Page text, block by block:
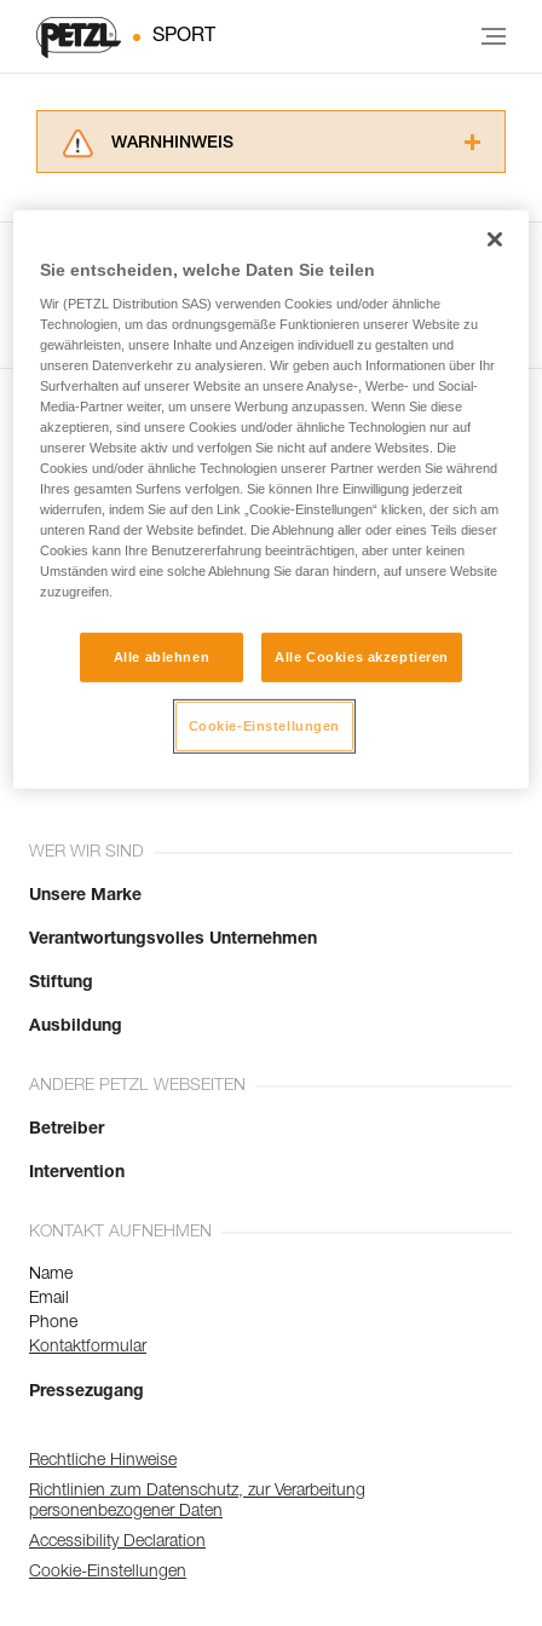
SPORT
WARNHINWEIS
ziehen. Um diese Zusatzinformationen
der Gebrauchsanweisung enthaltenen
Informationen richtig verstanden haben.
Die Beherrschung dieser Techniken setzt eine
entsprechende Ausbildung und ein spezielles
Training voraus. Prüfen Sie zusammen mit
einem Profi, ob Sie in der Lage sind, den
Vorgang alleine sicher zu wiederholen, bevor
Sie ihn eigenständig durchführen.
Wir geben Beispiele für die mit Ihrer Aktivität
verbundenen Techniken. Möglicherweise gibt es
noch andere Techniken, die hier nicht
beschrieben werden.
Alle Techniken ansehen
Newsletter abonnieren
und auf dem Laufenden bleiben
Email *
Tritt der Community bei!
WER WIR SIND
Unsere Marke
Verantwortungsvolles Unternehmen
Stiftung
Ausbildung
ANDERE PETZL WEBSEITEN
Betreiber
Intervention
KONTAKT AUFNEHMEN
Name
Email
Phone
Kontaktformular
Pressezugang
Rechtliche Hinweise
Richtlinien zum Datenschutz, zur Verarbeitung
personenbezogener Daten
Accessibility Declaration
Cookie-Einstellungen
Sie entscheiden, welche Daten Sie teilen
Wir (PETZL Distribution SAS) verwenden Cookies und/oder ähnliche
Technologien, um das ordnungsgemäße Funktionieren unserer Website zu
gewährleisten, unsere Inhalte und Anzeigen individuell zu gestalten und
unseren Datenverkehr zu analysieren. Wir geben auch Informationen über Ihr
Surfverhalten auf unserer Website an unsere Analyse-, Werbe- und Social-
Media-Partner weiter, um unsere Werbung anzupassen. Wenn Sie diese
akzeptieren, sind unsere Cookies und/oder ähnliche Technologien nur auf
unserer Website aktiv und verfolgen Sie nicht auf andere Websites. Die
Cookies und/oder ähnliche Technologien unserer Partner werden Sie während
Ihres gesamten Surfens verfolgen. Sie können Ihre Einwilligung jederzeit
widerrufen, indem Sie auf den Link „Cookie-Einstellungen“ klicken, der sich am
unteren Rand der Website befindet. Die Ablehnung aller oder eines Teils dieser
Cookies kann Ihre Benutzererfahrung beeinträchtigen, aber unter keinen
Umständen wird eine solche Ablehnung Sie daran hindern, auf unsere Website
zuzugreifen.
Alle ablehnen Alle Cookies akzeptieren
Cookie-Einstellungen